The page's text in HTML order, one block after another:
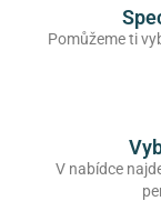
Pomůžeme ti
V nabídce